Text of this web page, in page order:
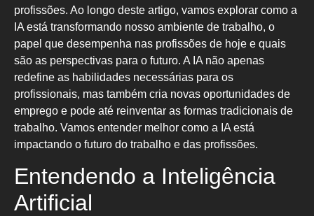
profissões. Ao longo deste artigo, vamos explorar como a
IA está transformando nosso ambiente de trabalho, o
papel que desempenha nas profissões de hoje e quais
são as perspectivas para o futuro. A IA não apenas
redefine as habilidades necessárias para os
profissionais, mas também cria novas oportunidades de
emprego e pode até reinventar as formas tradicionais de
trabalho. Vamos entender melhor como a IA está
impactando o futuro do trabalho e das profissões.
Entendendo a Inteligência
Artificial